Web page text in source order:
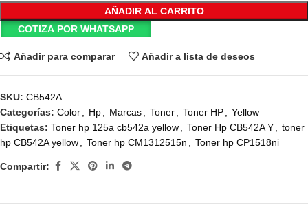
AÑADIR AL CARRITO
COTIZA POR WHATSAPP
Añadir para comparar Añadir a lista de deseos
SKU: CB542A
Categorías: Color Hp Marcas Toner Toner HP
Yellow
Etiquetas: Toner hp 125a cb542a yellow Toner Hp CB542A Y
toner
hp CB542A yellow
Toner hp CM1312515n Toner hp CP1518ni
Compartir: